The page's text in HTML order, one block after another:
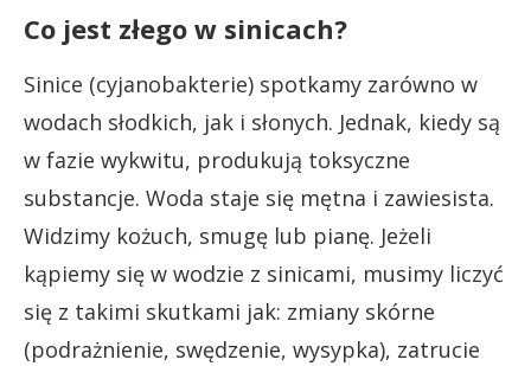
Co jest złego w sinicach?
Sinice (cyjanobakterie) spotkamy zarówno w
wodach słodkich, jak i słonych. Jednak, kiedy są
w fazie wykwitu, produkują toksyczne
substancje. Woda staje się mętna i zawiesista.
Widzimy kożuch, smugę lub pianę. Jeżeli
kąpiemy się w wodzie z sinicami, musimy liczyć
się z takimi skutkami jak: zmiany skórne
(podrażnienie, swędzenie, wysypka), zatrucie